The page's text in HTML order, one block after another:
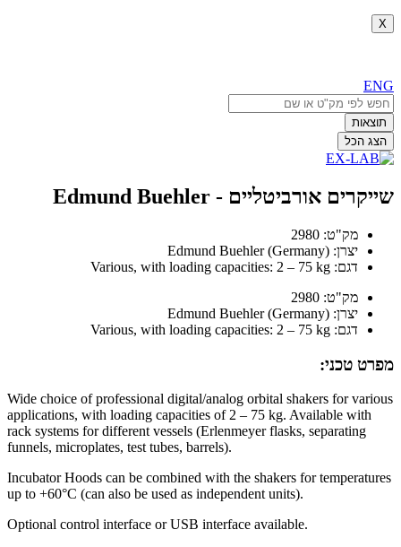
X
ENG
Search
...תוצאות
הצג הכל
שייקרים אורביטליים - Edmund Buehler
מק"ט: 2980
יצרן: Edmund Buehler (Germany)
דגם: Various, with loading capacities: 2 – 75 kg
מק"ט: 2980
יצרן: Edmund Buehler (Germany)
דגם: Various, with loading capacities: 2 – 75 kg
מפרט טכני:
Wide choice of professional digital/analog orbital shakers for various
applications, with loading capacities of 2 – 75 kg. Available with
rack systems for different vessels (Erlenmeyer flasks, separating
funnels, microplates, test tubes, barrels).
Incubator Hoods can be combined with the shakers for temperatures
up to +60°C (can also be used as independent units).
Optional control interface or USB interface available.